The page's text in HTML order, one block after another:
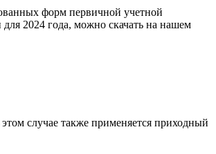
форм первичной учетной
2024 года, можно скачать на нашем
случае также применяется приходный